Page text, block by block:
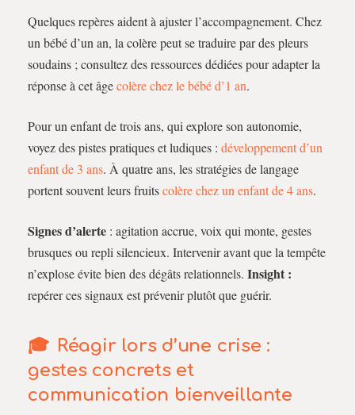
Quelques repères aident à ajuster l’accompagnement. Chez
un bébé d’un an, la colère peut se traduire par des pleurs
soudains ; consultez des ressources dédiées pour adapter la
réponse à cet âgecolère chez le bébé d’1 an.
Pour un enfant de trois ans, qui explore son autonomie,
voyez des pistes pratiques et ludiques : développement d’un
enfant de 3 ans. À quatre ans, les stratégies de langage
portent souvent leurs fruitscolère chez un enfant de 4 ans.
Signes d’alerte : agitation accrue, voix qui monte, gestes
brusques ou repli silencieux. Intervenir avant que la tempête
n’explose évite bien des dégâts relationnels. Insight :
repérer ces signaux est prévenir plutôt que guérir.
Réagir lors d’une crise :
gestes concrets et
communication bienveillante